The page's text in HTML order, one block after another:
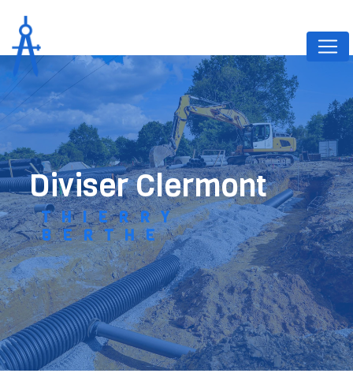
diviser Clermont
THIERRY
BERTHE